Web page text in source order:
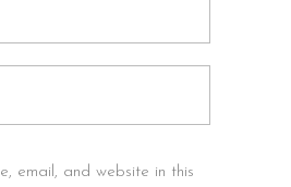
email, and website in this